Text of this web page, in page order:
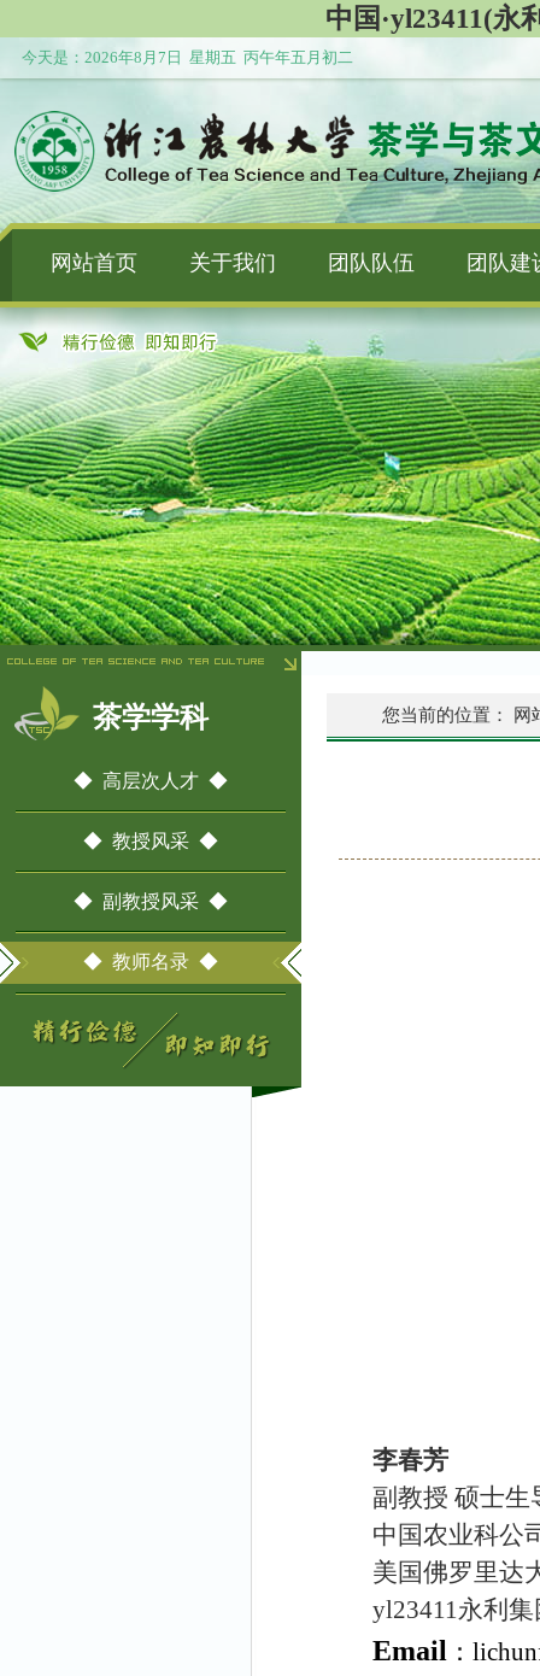
中国·yl23411(永
今天是： 2026年8月7日 星期五 丙午年五月初二
网站首页 关于我们 团队队伍 团队建
茶学学科
◆ 高层次人才 ◆
◆ 教授风采 ◆
◆ 副教授风采 ◆
◆ 教师名录 ◆
您当前的位置： 网
李春芳
副教授 硕士
中国农业科公
美国佛罗里达
yl23411永利集
Email ：